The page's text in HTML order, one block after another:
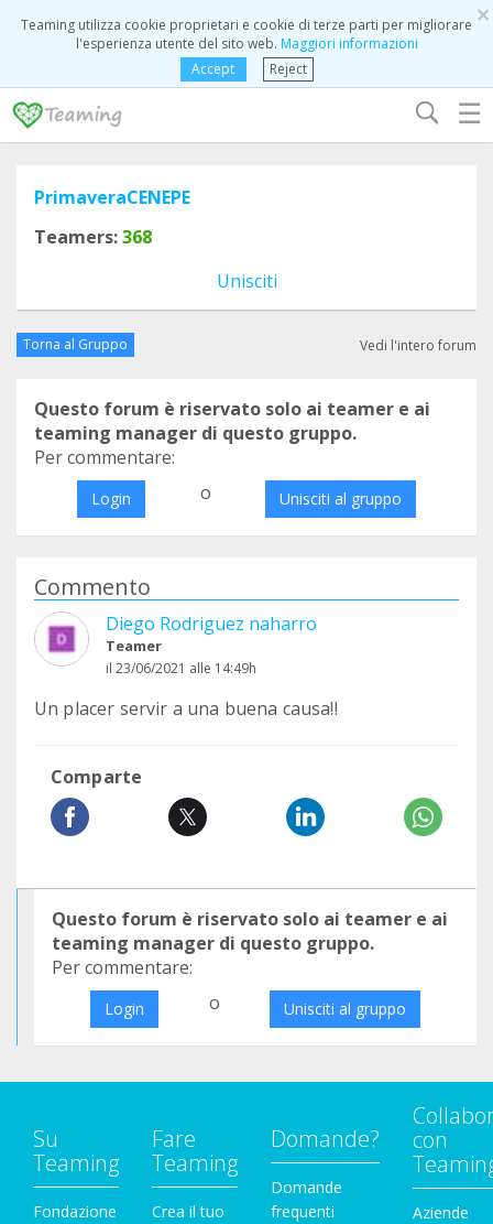
×
Teaming utilizza cookie proprietari e cookie di terze parti per migliorare
l'esperienza utente del sito web. Maggiori informazioni
Accept
Reject
☰
PrimaveraCENEPE
Teamers:368
Unisciti
Torna al Gruppo Vedi l'intero forum
Questo forum è riservato solo ai teamer e ai
teaming manager di questo gruppo.
Per commentare:
Login o Unisciti al gruppo
Commento
Diego Rodriguez naharro
Teamer
il 23/06/2021 alle 14:49h
Un placer servir a una buena causa!!
Comparte
Questo forum è riservato solo ai teamer e ai
teaming manager di questo gruppo.
Per commentare:
Login o Unisciti al gruppo
Su
Teaming
Fondazione
Fare
Teaming
Crea il tuo
Domande?
Domande
frequenti
con
Aziende